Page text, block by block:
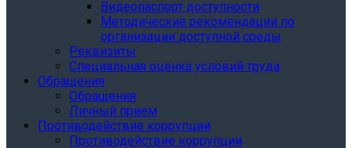
Видеопаспорт доступности
Методические рекомендации по
организации доступной среды
Реквизиты
Специальная оценка условий труда
Обращения
Обращения
Личный прием
Противодействие коррупции
Противодействие коррупции